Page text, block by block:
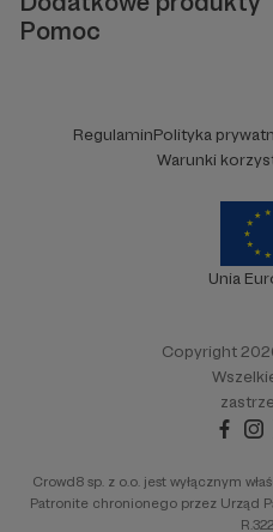
Pomoc
RegulaminPolityka
Warunki
Unia
Copyright
Crowd8 sp. z o.o. jest wyłącznym
Patronite chronionego przez Urząd